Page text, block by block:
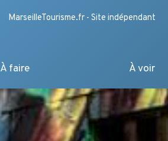
MarseilleTourisme.fr - Site indépendant
À faire À voir